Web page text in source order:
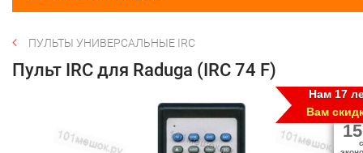
ПУЛЬТЫ УНИВЕРСАЛЬНЫЕ IRC
Пульт IRC для Raduga (IRC 74 F)
Нам 17
Вам
15